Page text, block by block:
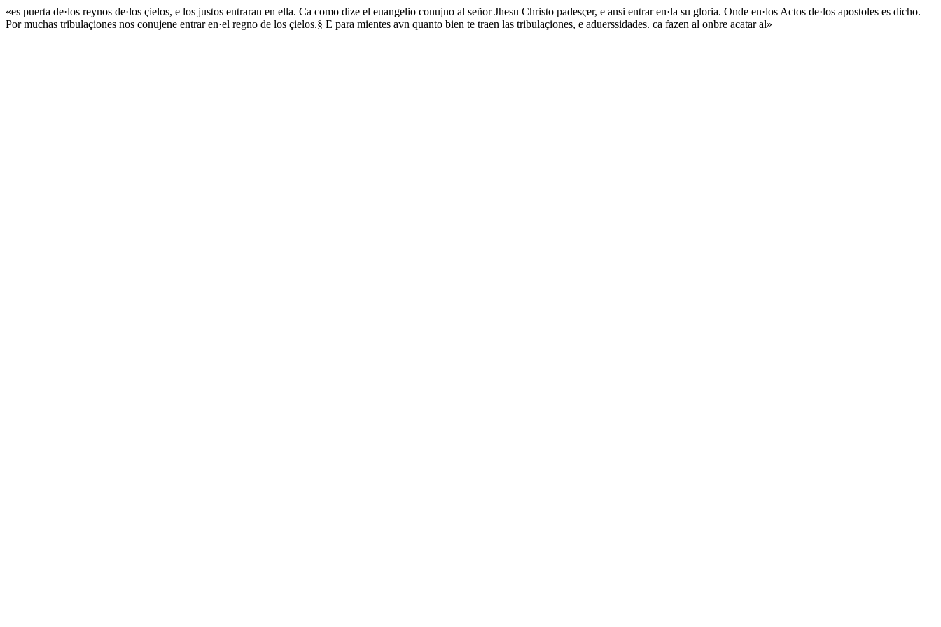
«es puerta de·los reynos de·los çielos, e los justos entraran en ella. Ca como dize el euangelio conujno al señor Jhesu Christo padesçer, e ansi entrar en·la su gloria. Onde en·los Actos de·los apostoles es dicho.
Por muchas tribulaçiones nos conujene entrar en·el regno de los çielos.§ E para mientes avn quanto bien te traen las tribulaçiones, e aduerssidades. ca fazen al onbre acatar al»